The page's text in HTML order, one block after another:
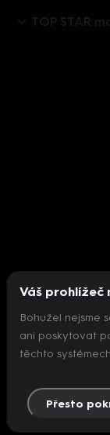
TOP STAR
Váš prohlížeč
Bohužel nejsme
ani poskytovat
těchto
Přesto